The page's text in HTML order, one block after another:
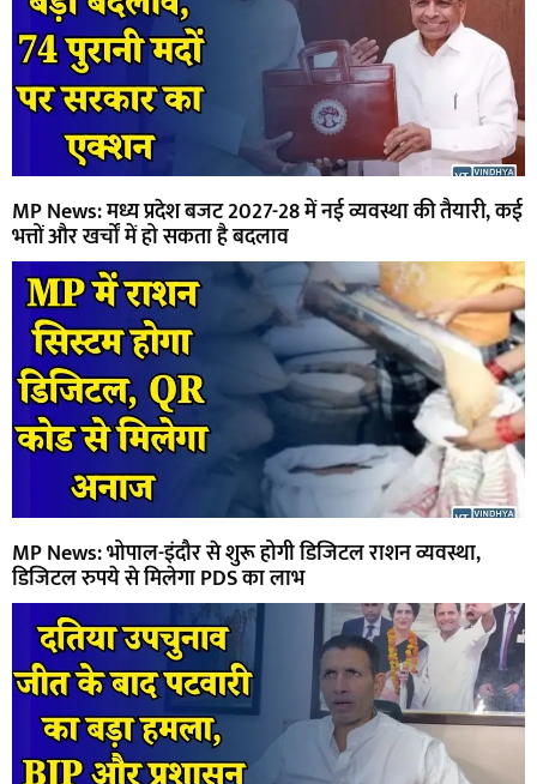
MP News: मध्य प्रदेश बजट 2027-28 में नई व्यवस्था की तैयारी, कई
भत्तों और खर्चों में हो सकता है बदलाव
MP News: भोपाल-इंदौर से शुरू होगी डिजिटल राशन व्यवस्था,
डिजिटल रुपये से मिलेगा PDS का लाभ